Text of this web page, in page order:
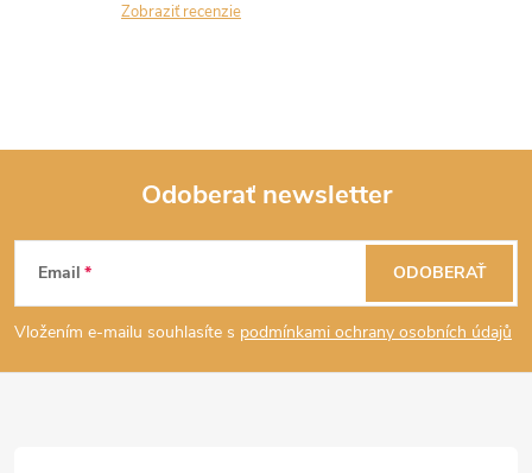
Zobraziť recenzie
Z
á
p
Odoberať newsletter
Email
Vložením e-mailu souhlasíte s podmínkami ochrany osobních údajů
ODOBERAŤ